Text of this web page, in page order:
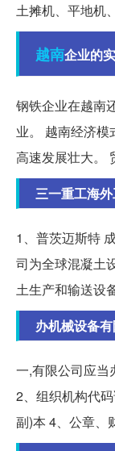
土摊机、平地机
越南企业的
钢铁企业在越南
业。 越南经济
高速发展壮大。
三一重工海
1、普茨迈斯特
司为全球混凝土
土生产和输送设
办机械设备
一,有限公司应当
2、组织机构代
副)本 4、公章、